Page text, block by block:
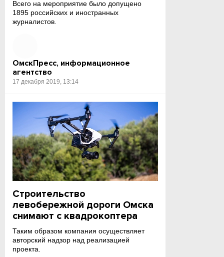
Всего на мероприятие было допущено
1895 российских и иностранных
журналистов.
ОмскПресс, информационное
агентство
17 декабря 2019, 13:14
Строительство
левобережной дороги Омска
снимают с квадрокоптера
Таким образом компания осуществляет
авторский надзор над реализацией
проекта.